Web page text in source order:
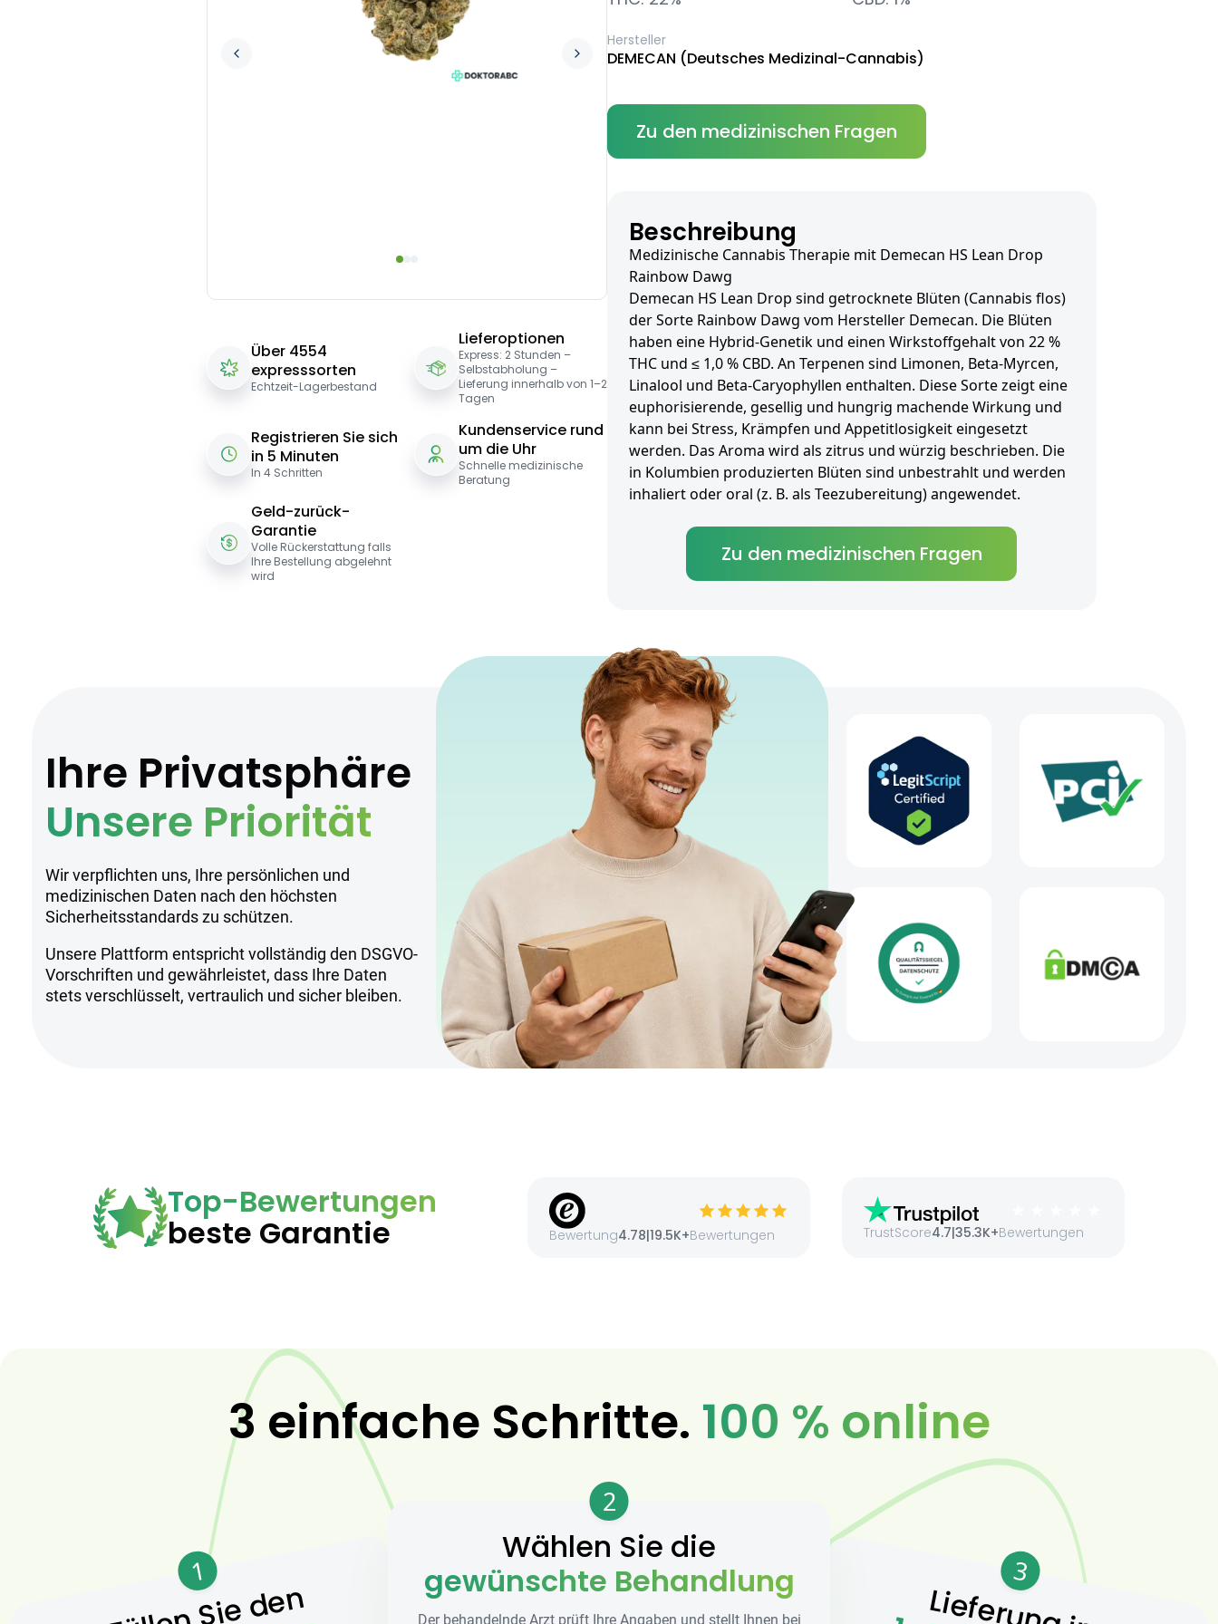
Über 4554
expresssorten
Echtzeit-Lagerbestand
Lieferoptionen
Express: 2 Stunden –
Selbstabholung –
Lieferung innerhalb von 1–2
Tagen
Registrieren Sie sich
in 5 Minuten
In 4 Schritten
Kundenservice rund
um die Uhr
Schnelle medizinische
Beratung
Geld-zurück-
Garantie
Volle Rückerstattung falls
Ihre Bestellung abgelehnt
wird
Hersteller
DEMECAN (Deutsches Medizinal-Cannabis)
Zu den medizinischen Fragen
Beschreibung
Medizinische Cannabis Therapie mit Demecan HS Lean Drop
Rainbow Dawg
Demecan HS Lean Drop sind getrocknete Blüten (Cannabis flos)
der Sorte Rainbow Dawg vom Hersteller Demecan. Die Blüten
haben eine Hybrid-Genetik und einen Wirkstoffgehalt von 22 %
THC und ≤ 1,0 % CBD. An Terpenen sind Limonen, Beta-Myrcen,
Linalool und Beta-Caryophyllen enthalten. Diese Sorte zeigt eine
euphorisierende, gesellig und hungrig machende Wirkung und
kann bei Stress, Krämpfen und Appetitlosigkeit eingesetzt
werden. Das Aroma wird als zitrus und würzig beschrieben. Die
in Kolumbien produzierten Blüten sind unbestrahlt und werden
inhaliert oder oral (z. B. als Teezubereitung) angewendet.
Zu den medizinischen Fragen
Ihre Privatsphäre
Unsere Priorität
Wir verpflichten uns, Ihre persönlichen und
medizinischen Daten nach den höchsten
Sicherheitsstandards zu schützen.
Unsere Plattform entspricht vollständig den DSGVO-
Vorschriften und gewährleistet, dass Ihre Daten
stets verschlüsselt, vertraulich und sicher bleiben.
Top-Bewertungen
beste Garantie Bewertung4.78|19.5K+Bewertungen TrustScore4.7|35.3K+Bewertungen
3 einfache Schritte. 100 % online
1
2
Wählen Sie die
gewünschte Behandlung
Der behandelnde Arzt prüft Ihre Angaben und stellt Ihnen bei
3